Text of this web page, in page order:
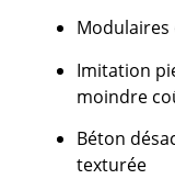
Modulaires
Imitation
moindre
Béton
texturée